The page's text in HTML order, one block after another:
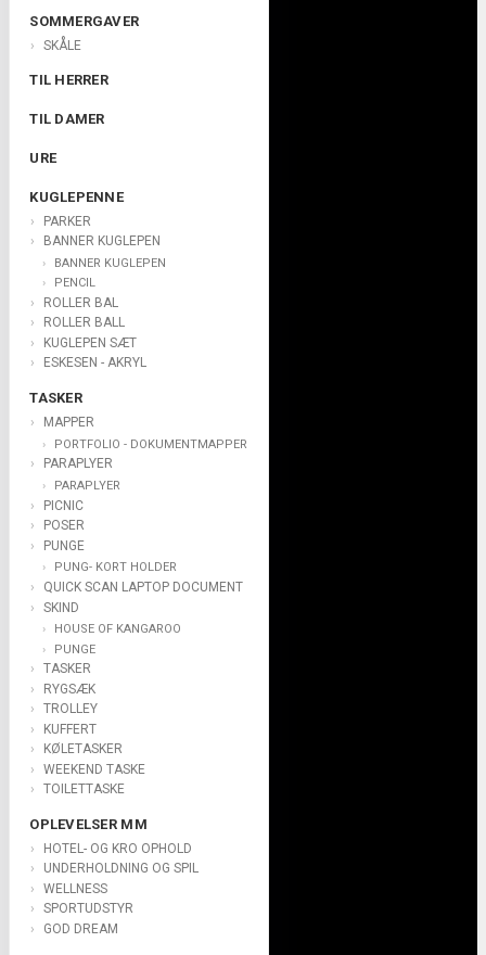
SOMMERGAVER
SKÅLE
TIL HERRER
TIL DAMER
URE
KUGLEPENNE
PARKER
BANNER KUGLEPEN
BANNER KUGLEPEN
PENCIL
ROLLER BAL
ROLLER BALL
KUGLEPEN SÆT
ESKESEN - AKRYL
TASKER
MAPPER
PORTFOLIO - DOKUMENTMAPPER
PARAPLYER
PARAPLYER
PICNIC
POSER
PUNGE
PUNG- KORT HOLDER
QUICK SCAN LAPTOP DOCUMENT
SKIND
HOUSE OF KANGAROO
PUNGE
TASKER
RYGSÆK
TROLLEY
KUFFERT
KØLETASKER
WEEKEND TASKE
TOILETTASKE
OPLEVELSER MM
HOTEL- OG KRO OPHOLD
UNDERHOLDNING OG SPIL
WELLNESS
SPORTUDSTYR
GOD DREAM